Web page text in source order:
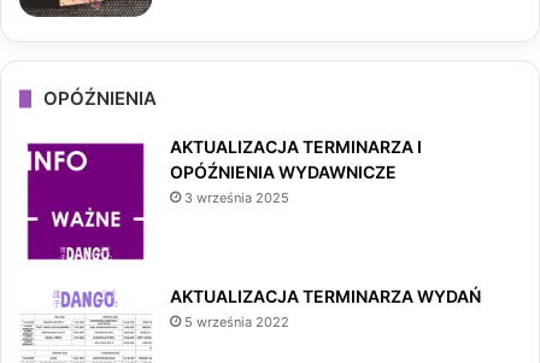
OPÓŹNIENIA
AKTUALIZACJA TERMINARZA I
OPÓŹNIENIA WYDAWNICZE
3 września 2025
AKTUALIZACJA TERMINARZA WYDAŃ
5 września 2022